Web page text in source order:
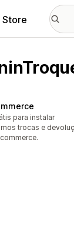
yhteensä
para instalar
trocas e